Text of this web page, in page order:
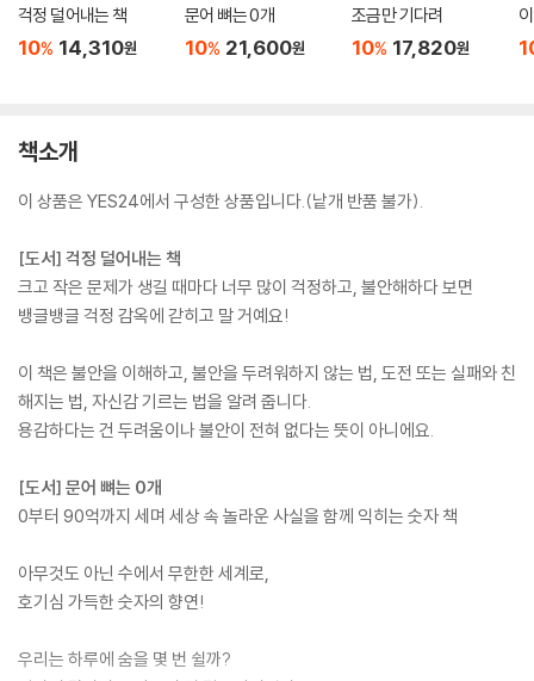
걱정 덜어내는 책
10% 14,310원
문어 뼈는 0개
10% 21,600원
조금만 기다려
10% 17,820원
책소개
이 상품은 YES24에서 구성한 상품입니다.(낱개 반품 불가).
[도서] 걱정 덜어내는 책
크고 작은 문제가 생길 때마다 너무 많이 걱정하고, 불안해하다 보면
뱅글뱅글 걱정 감옥에 갇히고 말 거예요!
이 책은 불안을 이해하고, 불안을 두려워하지 않는 법, 도전 또는 실패와 친
해지는 법, 자신감 기르는 법을 알려 줍니다.
용감하다는 건 두려움이나 불안이 전혀 없다는 뜻이 아니에요.
[도서] 문어 뼈는 0개
0부터 90억까지 세며 세상 속 놀라운 사실을 함께 익히는 숫자 책
아무것도 아닌 수에서 무한한 세계로,
호기심 가득한 숫자의 향연!
우리는 하루에 숨을 몇 번 쉴까?